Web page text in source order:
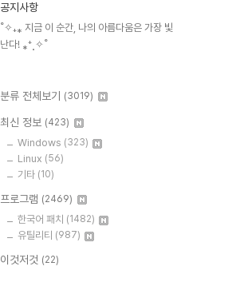
공지사항
˚✧₊⁎ 지금 이 순간, 나의 아름다움은 가장 빛
난다! ⁎⁺˳✧˚
분류 전체보기 (3019)
최신 정보 (423)
Windows (323)
Linux (56)
기타 (10)
프로그램 (2469)
한국어 패치 (1482)
유틸리티 (987)
이것저것 (22)